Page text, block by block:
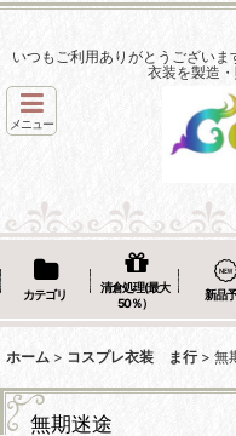
いつもご利用ありがとうござい
衣装を製造
メニュー
カテゴリ
清倉処理(最大
50％）
新品
ホーム > コスプレ衣装 ま行 > 無
無期迷途